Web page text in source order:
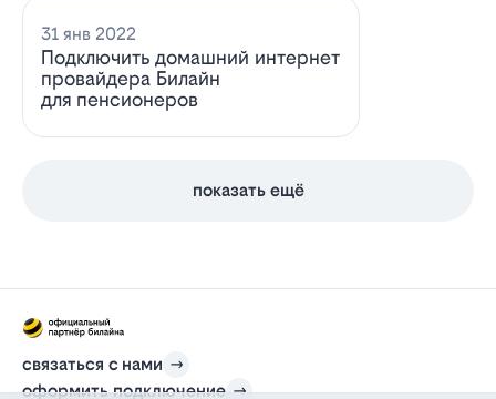
31 янв 2022
Подключить домашний интернет
провайдера Билайн
для пенсионеров
показать ещё
связаться с нами
оформить подключение